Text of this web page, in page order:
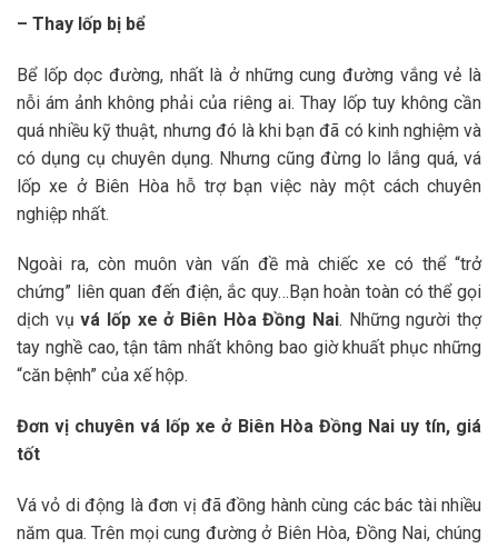
– Thay lốp bị bể
Bể lốp dọc đường, nhất là ở những cung đường vắng vẻ là
nỗi ám ảnh không phải của riêng ai. Thay lốp tuy không cần
quá nhiều kỹ thuật, nhưng đó là khi bạn đã có kinh nghiệm và
có dụng cụ chuyên dụng. Nhưng cũng đừng lo lắng quá, vá
lốp xe ở Biên Hòa hỗ trợ bạn việc này một cách chuyên
nghiệp nhất.
Ngoài ra, còn muôn vàn vấn đề mà chiếc xe có thể “trở
chứng” liên quan đến điện, ắc quy…Bạn hoàn toàn có thể gọi
dịch vụvá lốp xe ở Biên Hòa Đồng Nai. Những người thợ
tay nghề cao, tận tâm nhất không bao giờ khuất phục những
“căn bệnh” của xế hộp.
Đơn vị chuyên vá lốp xe ở Biên Hòa Đồng Nai uy tín, giá
tốt
Vá vỏ di động là đơn vị đã đồng hành cùng các bác tài nhiều
năm qua. Trên mọi cung đường ở Biên Hòa, Đồng Nai, chúng